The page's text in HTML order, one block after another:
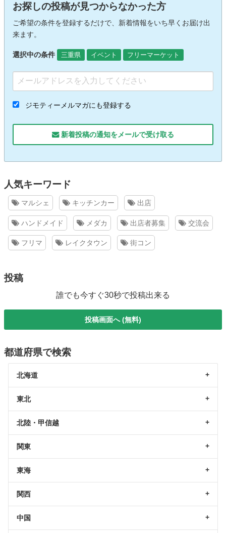
お探しの投稿が見つからなかった方
ご希望の条件を登録するだけで、新着情報をいち早くお届け出
来ます。
選択中の条件 三重県 イベント フリーマーケット
ジモティーメルマガにも登録する
新着投稿の通知をメールで受け取る
人気キーワード
マルシェ キッチンカー 出店
ハンドメイド メダカ 出店者募集 交流会
フリマ レイクタウン 街コン
投稿
誰でも今すぐ30秒で投稿出来る
投稿画面へ (無料)
都道府県で検索
北海道
東北
北陸・甲信越
関東
東海
関西
中国